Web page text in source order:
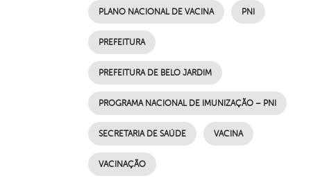
PLANO NACIONAL DE VACINA PNI
PREFEITURA
PREFEITURA DE BELO JARDIM
PROGRAMA NACIONAL DE IMUNIZAÇÃO – PNI
SECRETARIA DE SAÚDE VACINA
VACINAÇÃO